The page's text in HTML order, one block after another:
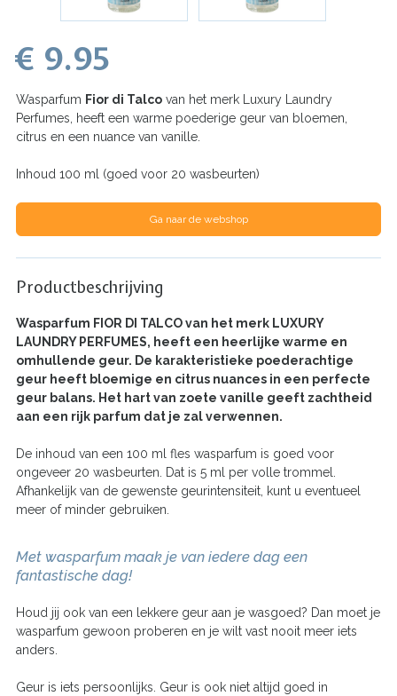
€ 9.95
Wasparfum Fior di Talco van het merk Luxury Laundry
Perfumes, heeft een warme poederige geur van bloemen,
citrus en een nuance van vanille.
Inhoud 100 ml (goed voor 20 wasbeurten)
Ga naar de webshop
Productbeschrijving
Wasparfum FIOR DI TALCOvan het merk LUXURY
LAUNDRY PERFUMES, heeft een heerlijke warme en
omhullende geur. De karakteristieke poederachtige
geur heeft bloemige en citrus nuances in een perfecte
geur balans. Het hart van zoete vanille geeft zachtheid
aan een rijk parfum dat je zal verwennen.
De inhoud van een 100 ml fles wasparfum is goed voor
ongeveer 20 wasbeurten. Dat is 5 ml per volle trommel.
Afhankelijk van de gewenste geurintensiteit, kunt u eventueel
meer of minder gebruiken.
Met wasparfum maak je van iedere dag een
fantastische dag!
Houd jij ook van een lekkere geur aan je wasgoed? Dan moet je
wasparfum gewoon proberen en je wilt vast nooit meer iets
anders.
Geur is iets persoonlijks. Geur is ook niet altijd goed in